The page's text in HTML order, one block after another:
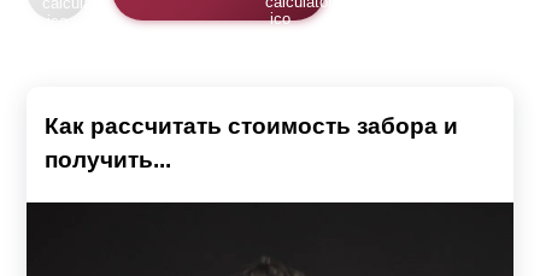
Как рассчитать стоимость забора и
получить...